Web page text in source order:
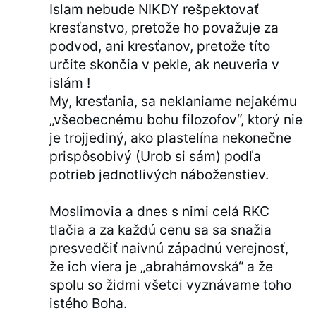
Islam nebude NIKDY rešpektovať
kresťanstvo, pretože ho považuje za
podvod, ani kresťanov, pretože títo
určite skončia v pekle, ak neuveria v
islám !
My, kresťania, sa neklaniame nejakému
„všeobecnému bohu filozofov“, ktorý nie
je trojjediný, ako plastelína nekonečne
prispôsobivý (Urob si sám) podľa
potrieb jednotlivých náboženstiev.
Moslimovia a dnes s nimi celá RKC
tlačia a za každú cenu sa sa snažia
presvedčiť naivnú západnú verejnosť,
že ich viera je „abrahámovská“ a že
spolu so židmi všetci vyznávame toho
istého Boha.